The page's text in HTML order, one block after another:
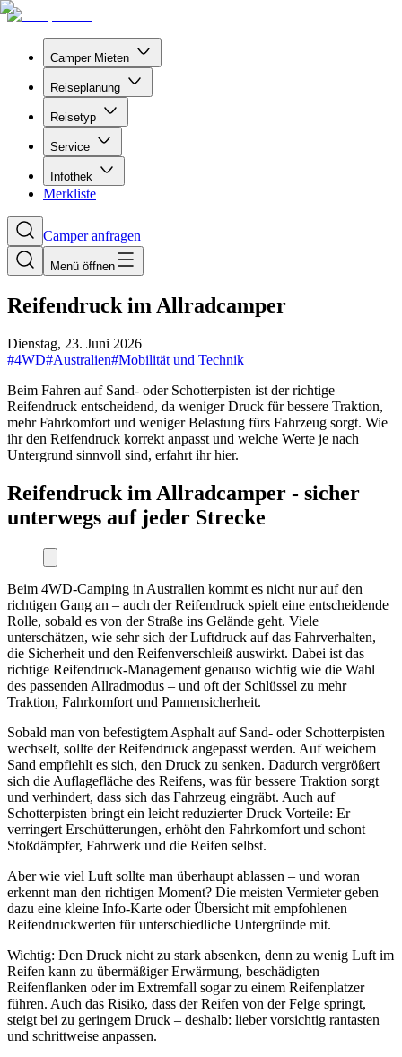
Camper Mieten
Reiseplanung
Reisetyp
Service
Infothek
Merkliste
Camper anfragen
Menü öffnen
Reifendruck im Allradcamper
Dienstag, 23. Juni 2026
#4WD#Australien#Mobilität und Technik
Beim Fahren auf Sand- oder Schotterpisten ist der richtige
Reifendruck entscheidend, da weniger Druck für bessere Traktion,
mehr Fahrkomfort und weniger Belastung fürs Fahrzeug sorgt. Wie
ihr den Reifendruck korrekt anpasst und welche Werte je nach
Untergrund sinnvoll sind, erfahrt ihr hier.
Reifendruck im Allradcamper - sicher
unterwegs auf jeder Strecke
Beim 4WD-Camping in Australien kommt es nicht nur auf den
richtigen Gang an – auch der Reifendruck spielt eine entscheidende
Rolle, sobald es von der Straße ins Gelände geht. Viele
unterschätzen, wie sehr sich der Luftdruck auf das Fahrverhalten,
die Sicherheit und den Reifenverschleiß auswirkt. Dabei ist das
richtige Reifendruck-Management genauso wichtig wie die Wahl
des passenden Allradmodus – und oft der Schlüssel zu mehr
Traktion, Fahrkomfort und Pannensicherheit.
Sobald man von befestigtem Asphalt auf Sand- oder Schotterpisten
wechselt, sollte der Reifendruck angepasst werden. Auf weichem
Sand empfiehlt es sich, den Druck zu senken. Dadurch vergrößert
sich die Auflagefläche des Reifens, was für bessere Traktion sorgt
und verhindert, dass sich das Fahrzeug eingräbt. Auch auf
Schotterpisten bringt ein leicht reduzierter Druck Vorteile: Er
verringert Erschütterungen, erhöht den Fahrkomfort und schont
Stoßdämpfer, Fahrwerk und die Reifen selbst.
Aber wie viel Luft sollte man überhaupt ablassen – und woran
erkennt man den richtigen Moment? Die meisten Vermieter geben
dazu eine kleine Info-Karte oder Übersicht mit empfohlenen
Reifendruckwerten für unterschiedliche Untergründe mit.
Wichtig: Den Druck nicht zu stark absenken, denn zu wenig Luft im
Reifen kann zu übermäßiger Erwärmung, beschädigten
Reifenflanken oder im Extremfall sogar zu einem Reifenplatzer
führen. Auch das Risiko, dass der Reifen von der Felge springt,
steigt bei zu geringem Druck – deshalb: lieber vorsichtig rantasten
und schrittweise anpassen.